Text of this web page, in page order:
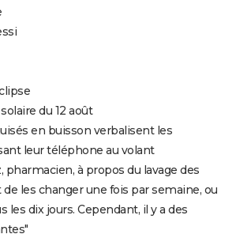
du 12 août
en buisson verbalisent les
leur téléphone au volant
pharmacien, à propos du lavage des
de les changer une fois par semaine, ou
les dix jours. Cependant, il y a des